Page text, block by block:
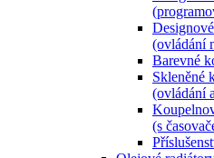
(ovládání
Barevné
Skleněné
(ovládání
(s